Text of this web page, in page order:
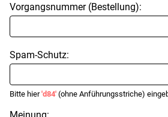
Vorgangsnummer (Bestellung):
Spam-Schutz:
Bitte hier'd84' (ohne Anführungsstriche)